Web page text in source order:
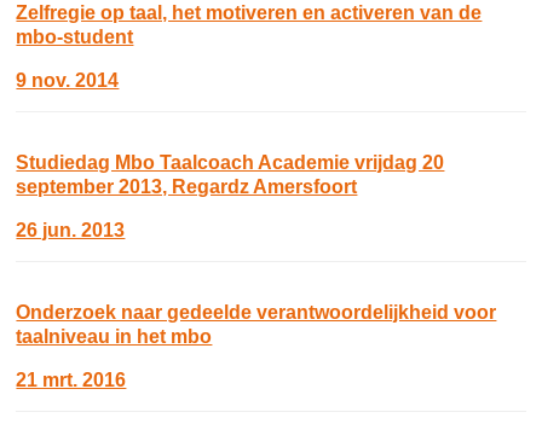
Zelfregie op taal, het motiveren en activeren van de
mbo-student
9 nov. 2014
Studiedag Mbo Taalcoach Academie vrijdag 20
september 2013, Regardz Amersfoort
26 jun. 2013
Onderzoek naar gedeelde verantwoordelijkheid voor
taalniveau in het mbo
21 mrt. 2016